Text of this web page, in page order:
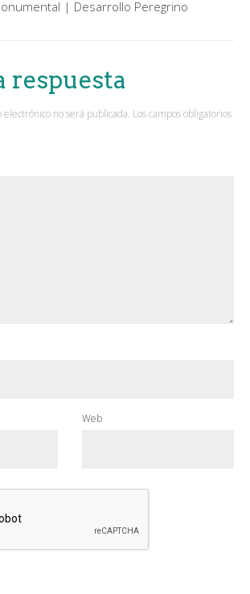
| Desarrollo Peregrino
respuesta
no será publicada. Los campos obligatorios
Web